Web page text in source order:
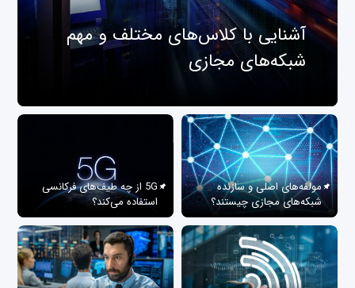
آشنایی با کلاس‌های مختلف و مهم
شبکه‌های مجازی
مولفه‌های اصلی و سازنده
شبکه‌های مجازی چیستند؟
5G از چه طیف‌های فرکانسی
استفاده می‌کند؟